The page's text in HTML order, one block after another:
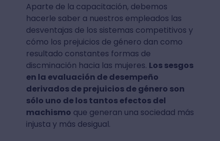
Aparte de la capacitación, debemos
hacerle saber a nuestros empleados las
desventajas de los sistemas competitivos y
cómo los prejuicios de género dan como
resultado constantes formas de
discminación hacia las mujeres. Los sesgos
en la evaluación de desempeño
derivados de prejuicios de género son
sólo uno de los tantos efectos del
machismo que generan una sociedad más
injusta y más desigual.